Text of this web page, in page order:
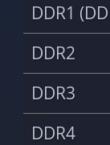
DDR1
DDR2
DDR3
DDR4